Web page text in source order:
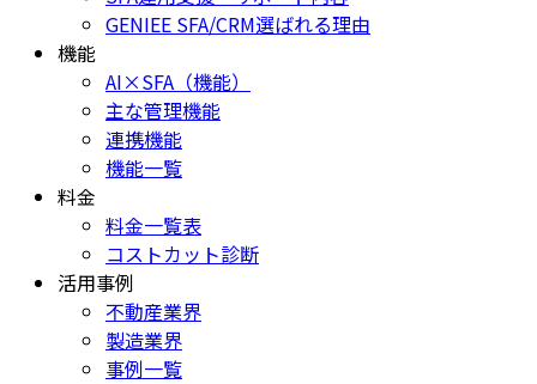
GENIEE SFA/CRM選ばれる理由
機能
AI×SFA（機能）
主な管理機能
連携機能
機能一覧
料金
料金一覧表
コストカット診断
活用事例
不動産業界
製造業界
事例一覧